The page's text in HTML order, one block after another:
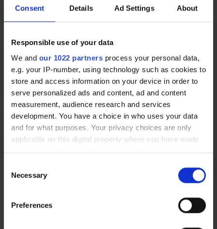
Consent Details Ad Settings About
Responsible use of your data
We and our 1022 partners process your personal data,
e.g. your IP-number, using technology such as cookies to
store and access information on your device in order to
serve personalized ads and content, ad and content
measurement, audience research and services
development. You have a choice in who uses your data
and for what purposes. Your privacy choices are only
applicable on this digital property where you have made
your choices. You can change or withdraw your consent
the Privacy trigger icon.
Collect information about your geographical location
Selection
Necessary
Preferences
Ladenblok 3 laden metaal |
Ladenblok 3 laden
Van 298,00 €
Vast bureau | LEANERGO VAST
BUREAU
Van 382,00 €